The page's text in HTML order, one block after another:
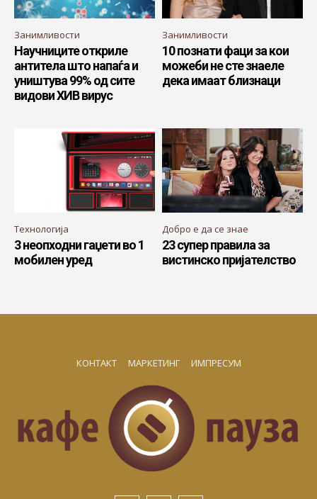
Занимливости
Научниците откриле
антитела што напаѓа и
уништува 99% од сите
видови ХИВ вирус
Занимливости
10 познати фаци за кои
можеби не сте знаеле
дека имаат близнаци
Технологија
3 неопходни гаџети во 1
мобилен уред
Добро е да се знае
23 супер правила за
вистинско пријателство
КОНТАКТ МАРКЕТИНГ ИМПРЕСУМ